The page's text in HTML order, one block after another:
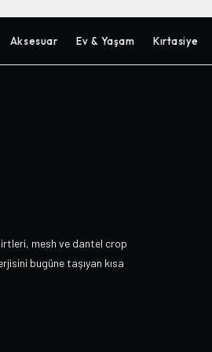
Aksesuar Ev & Yaşam Kırtasiye
mesh ve dantel crop
bugüne taşıyan kısa